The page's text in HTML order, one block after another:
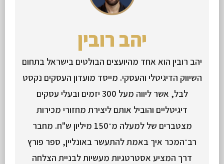
יהב רובין
יהב רובין הוא אחד מהיועצים הבולטים בישראל בתחום
השיווק הדיגיטלי והעסקי. מייסד מועדון העסקים נקסט
לבל, אשר ליווה מעל 300 יזמים ובעלי עסקים
דיגיטליים והוביל אותם ליצירת מחזורי מכירות
מצטברים של למעלה מ־150 מיליון ש"ח. מחבר
רב־המכר איך באמת להתעשר באונליין, ספר פורץ
דרך המציע אסטרטגיות מעשיות לבניית הצלחה